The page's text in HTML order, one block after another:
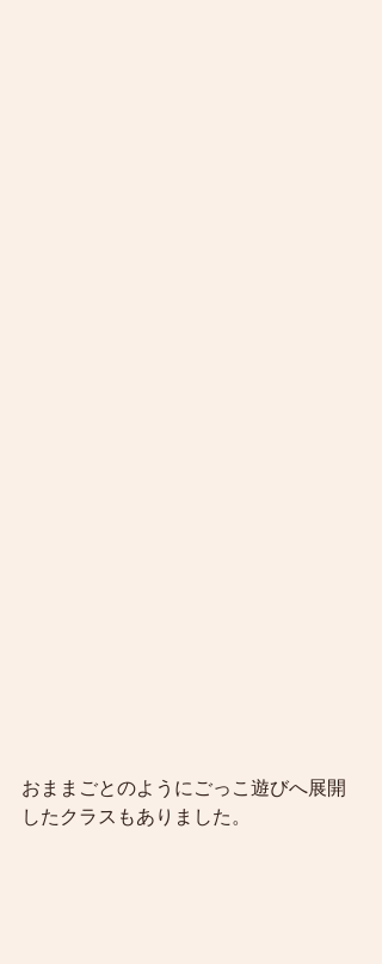
おままごとのようにごっこ遊びへ展開
したクラスもありました。